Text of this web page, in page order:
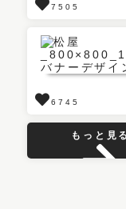
7505
6745
もっと見る